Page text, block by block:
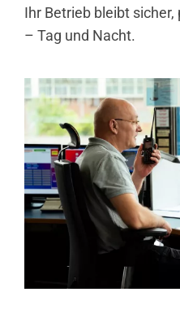
Ihr Betrieb bleibt
– Tag und Nacht.